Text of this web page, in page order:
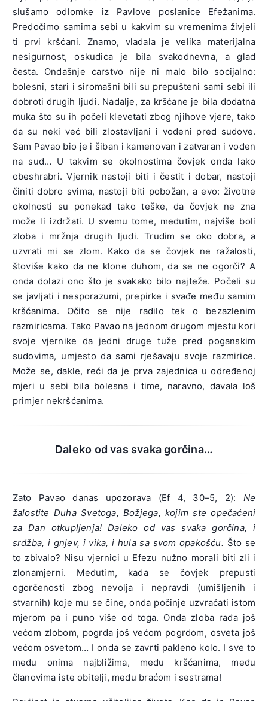
slušamo odlomke iz Pavlove poslanice Efežanima.
Predočimo samima sebi u kakvim su vremenima živjeli
ti prvi kršćani. Znamo, vladala je velika materijalna
nesigurnost, oskudica je bila svakodnevna, a glad
česta. Ondašnje carstvo nije ni malo bilo socijalno:
bolesni, stari i siromašni bili su prepušteni sami sebi ili
dobroti drugih ljudi. Nadalje, za kršćane je bila dodatna
muka što su ih počeli klevetati zbog njihove vjere, tako
da su neki već bili zlostavljani i vođeni pred sudove.
Sam Pavao bio je i šiban i kamenovan i zatvaran i vođen
na sud… U takvim se okolnostima čovjek onda lako
obeshrabri. Vjernik nastoji biti i čestit i dobar, nastoji
činiti dobro svima, nastoji biti pobožan, a evo: životne
okolnosti su ponekad tako teške, da čovjek ne zna
može li izdržati. U svemu tome, međutim, najviše boli
zloba i mržnja drugih ljudi. Trudim se oko dobra, a
uzvrati mi se zlom. Kako da se čovjek ne ražalosti,
štoviše kako da ne klone duhom, da se ne ogorči? A
onda dolazi ono što je svakako bilo najteže. Počeli su
se javljati i nesporazumi, prepirke i svađe među samim
kršćanima. Očito se nije radilo tek o bezazlenim
razmiricama. Tako Pavao na jednom drugom mjestu kori
svoje vjernike da jedni druge tuže pred poganskim
sudovima, umjesto da sami rješavaju svoje razmirice.
Može se, dakle, reći da je prva zajednica u određenoj
mjeri u sebi bila bolesna i time, naravno, davala loš
primjer nekršćanima.
Daleko od vas svaka gorčina…
Zato Pavao danas upozorava (Ef 4, 30–5, 2): Ne
žalostite Duha Svetoga, Božjega, kojim ste opečaćeni
za Dan otkupljenja! Daleko od vas svaka gorčina, i
srdžba, i gnjev, i vika, i hula sa svom opakošću. Što se
to zbivalo? Nisu vjernici u Efezu nužno morali biti zli i
zlonamjerni. Međutim, kada se čovjek prepusti
ogorčenosti zbog nevolja i nepravdi (umišljenih i
stvarnih) koje mu se čine, onda počinje uzvraćati istom
mjerom pa i puno više od toga. Onda zloba rađa još
većom zlobom, pogrda još većom pogrdom, osveta još
većom osvetom… I onda se zavrti pakleno kolo. I sve to
među onima najbližima, među kršćanima, među
članovima iste obitelji, među braćom i sestrama!